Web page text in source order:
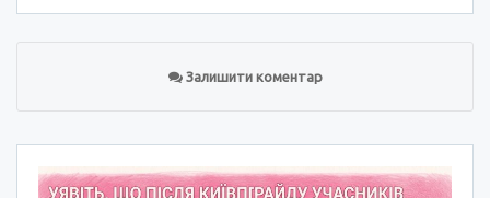
Залишити коментар